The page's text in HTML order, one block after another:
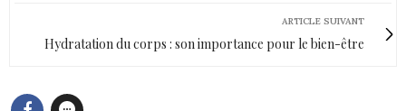
ARTICLE SUIVANT
Hydratation du corps : son importance pour le bien-être